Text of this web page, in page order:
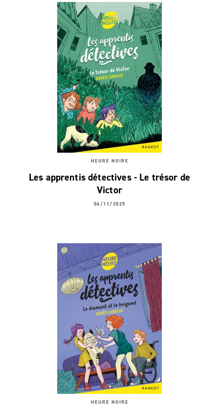
HEURE NOIRE
Les apprentis détectives - Le trésor de
Victor
06/11/2025
HEURE NOIRE